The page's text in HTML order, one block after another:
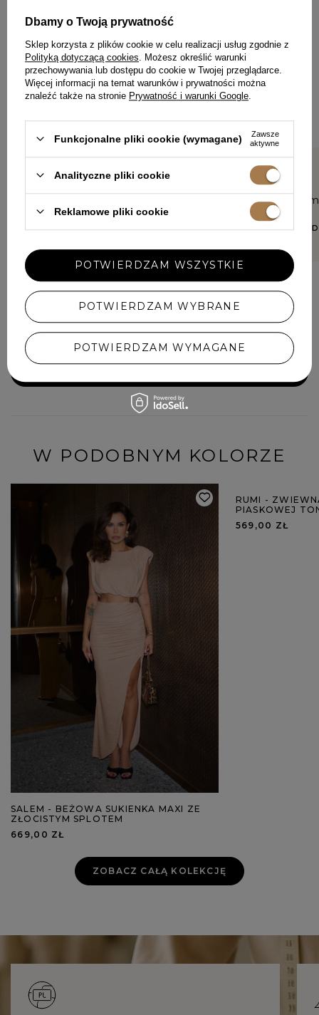
ZOSTAW SWOJĄ OPINIĘ
PODZIEL SIĘ SWOJĄ OPINIĄ
Z INNYMI
Każda opinia pomaga innym klientkom w wyborze.
Jeśli nosiłaś ten model, podziel się swoimi wrażeniami – liczy
5/5
świetny materiał gruby idealny
biznesowe. Nie podoba mi się
siadam i gdy wstaję, brzydko
marszczy się i wygląda jak
bym miała worek przed sobą,
tak na wysokości pępka.
Musze przy każdym
wstawaniu pamiętać by
poprawić strój żeby wyglądał
idealnie - za takie pieniądze
5/5
Piękny
materiał.
ŻANETA,
W PODOBNYM KOLORZE
SALEM - BEŻOWA SUKIENKA MAXI ZE
ZŁOCISTYM SPLOTEM
669,00 ZŁ
RUMI -
PIASKOWEJ
569,00 ZŁ
ZOBACZ CAŁĄ KOLEKCJĘ
Dbamy o Twoją prywatność
Sklep korzysta z plików cookie w celu realizacji usług zgodnie z
Polityką dotyczącą cookies . Możesz określić warunki
przechowywania lub dostępu do cookie w Twojej przeglądarce.
Więcej informacji na temat warunków i prywatności można
znaleźć także na stronie Prywatność i warunki Google
Funkcjonalne pliki cookie (wymagane)
Zawsze
aktywne
Analityczne pliki cookie
Reklamowe pliki cookie
POTWIERDZAM WYBRANE
POTWIERDZAM WYMAGANE
POTWIERDZAM WSZYSTKIE